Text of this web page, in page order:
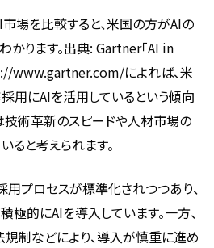
場を比較すると、米国の方がAIの
かります。出典: Gartner「AI in
によれば、米
用にAIを活用しているという傾向
技術革新のスピードや人材市場の
ると考えられます。
用プロセスが標準化されつつあり、
極的にAIを導入しています。一方、
制などにより、導入が慎重に進め